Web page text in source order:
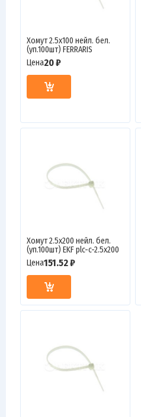
Хомут 2.5х100 нейл. бел.
(уп.100шт) FERRARIS
Цена20 ₽
Хомут 2.5х200 нейл. бел.
(уп.100шт) EKF plc-c-2.5x200
Цена151.52 ₽